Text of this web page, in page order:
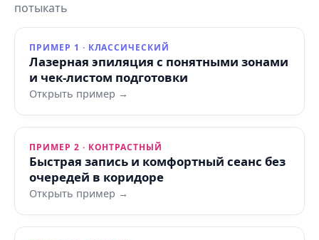
потыкать
ПРИМЕР 1 · КЛАССИЧЕСКИЙ
Лазерная эпиляция с понятными зонами
и чек-листом подготовки
Открыть пример →
ПРИМЕР 2 · КОНТРАСТНЫЙ
Быстрая запись и комфортный сеанс без
очередей в коридоре
Открыть пример →